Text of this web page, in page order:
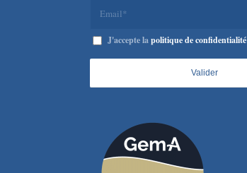
J'accepte lapolitique de confidentialité